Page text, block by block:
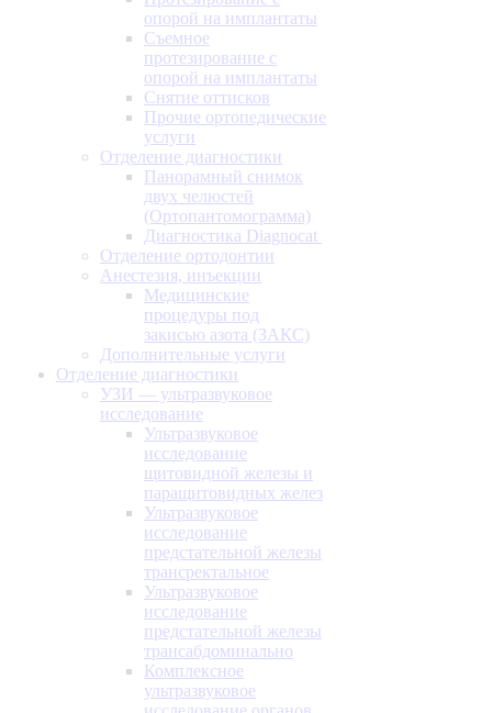
опорой на имплантаты
Съемное
протезирование с
опорой на имплантаты
Снятие оттисков
Прочие ортопедические
услуги
Отделение диагностики
Панорамный снимок
двух челюстей
(Ортопантомограмма)
Диагностика Diagnocat
Отделение ортодонтии
Анестезия, инъекции
Медицинские
процедуры под
закисью азота (ЗАКС)
Дополнительные услуги
Отделение диагностики
УЗИ — ультразвуковое
исследование
Ультразвуковое
исследование
щитовидной железы и
паращитовидных желез
Ультразвуковое
исследование
предстательной железы
трансректальное
Ультразвуковое
исследование
предстательной железы
трансабдоминально
Комплексное
ультразвуковое